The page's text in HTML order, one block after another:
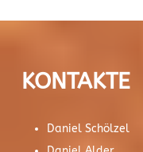
KONTAKTE
Daniel Schölzel